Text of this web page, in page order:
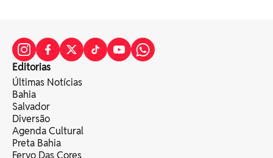
Editorias
Últimas Notícias
Bahia
Salvador
Diversão
Agenda Cultural
Preta Bahia
Fervo Das Cores